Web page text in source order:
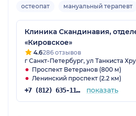
остеопат мануальный терапевт
Клиника Скандинавия,
«Кировское»
4.6286 отзывов
г Санкт-Петербург, ул Танкиста
Проспект Ветеранов (800 м)
Ленинский проспект (2.2 км)
+7 (812) 635-11-79 показать